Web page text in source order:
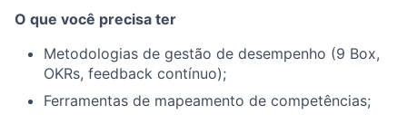
O que você precisa ter
Metodologias de gestão de desempenho (9 Box,
OKRs, feedback contínuo);
Ferramentas de mapeamento de competências;